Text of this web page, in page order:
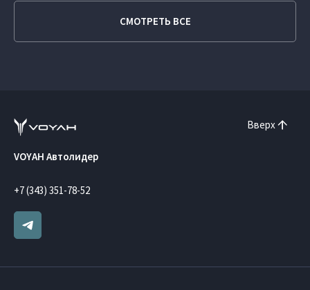
СМОТРЕТЬ ВСЕ
Вверх
VOYAH Автолидер
+7 (343) 351-78-52